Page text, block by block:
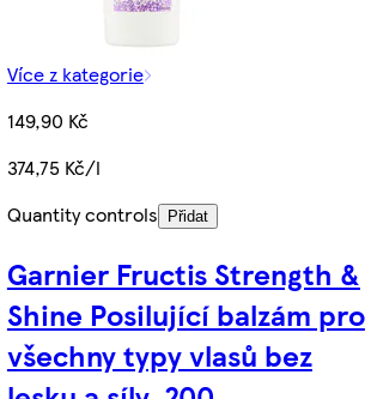
Více z kategorie
149,90 Kč
374,75 Kč/l
Quantity controls
Přidat
Garnier Fructis Strength &
Shine Posilující balzám pro
všechny typy vlasů bez